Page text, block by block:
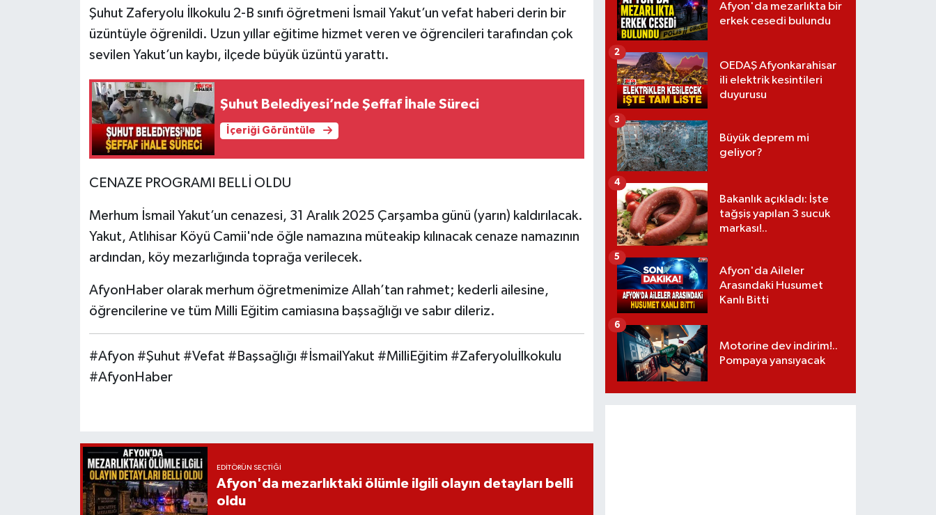
Şuhut Zaferyolu İlkokulu 2-B sınıfı öğretmeni İsmail Yakut’un vefat haberi derin bir
üzüntüyle öğrenildi. Uzun yıllar eğitime hizmet veren ve öğrencileri tarafından çok
sevilen Yakut’un kaybı, ilçede büyük üzüntü yarattı.
Şuhut Belediyesi’nde Şeffaf İhale Süreci
İçeriği Görüntüle
CENAZE PROGRAMI BELLİ OLDU
Merhum İsmail Yakut’un cenazesi, 31 Aralık 2025 Çarşamba günü (yarın) kaldırılacak.
Yakut, Atlıhisar Köyü Camii'nde öğle namazına müteakip kılınacak cenaze namazının
ardından, köy mezarlığında toprağa verilecek.
AfyonHaber olarak merhum öğretmenimize Allah’tan rahmet; kederli ailesine,
öğrencilerine ve tüm Milli Eğitim camiasına başsağlığı ve sabır dileriz.
#Afyon #Şuhut #Vefat #Başsağlığı #İsmailYakut #MilliEğitim #Zaferyoluİlkokulu
#AfyonHaber
EDITÖRÜN SEÇTIĞI
Afyon'da mezarlıktaki ölümle ilgili olayın detayları belli
oldu
Afyon'da mezarlıkta bir
erkek cesedi bulundu
OEDAŞ Afyonkarahisar
ili elektrik kesintileri
duyurusu
2
Büyük deprem mi
geliyor?
3
Bakanlık açıkladı: İşte
tağşiş yapılan 3 sucuk
markası!..
4
Afyon'da Aileler
Arasındaki Husumet
Kanlı Bitti
5
Motorine dev indirim!..
Pompaya yansıyacak
6